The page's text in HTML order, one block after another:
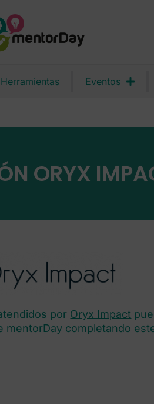
Herramientas Eventos
ORYX
por Oryx Impact
mentorDaycompletando